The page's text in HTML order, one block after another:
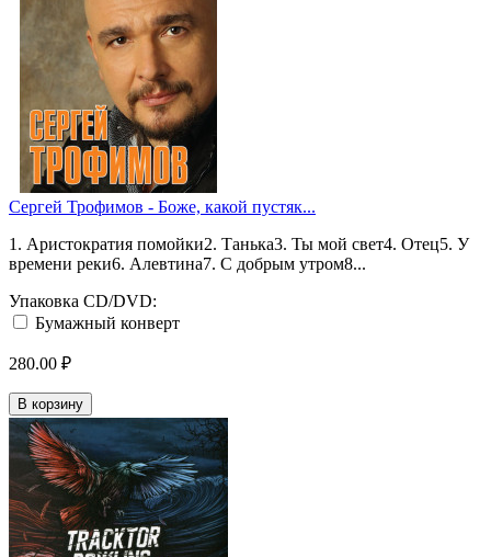
Сергей Трофимов - Боже, какой пустяк...
1. Аристократия помойки2. Танька3. Ты мой свет4. Отец5. У
времени реки6. Алевтина7. С добрым утром8...
Упаковка CD/DVD:
Бумажный конверт
280.00 ₽
В корзину